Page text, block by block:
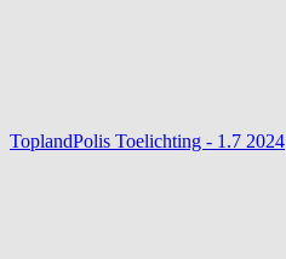
ToplandPolis Toelichting - 1.7 2024